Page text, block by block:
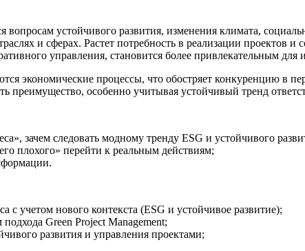
вопросам устойчивого развития, изменения климата,
и сферах. Растет потребность в реализации проектов
управления, становится более привлекательным для
экономические процессы, что обостряет конкуренцию в
преимущество, особенно учитывая устойчивый тренд
зачем следовать модному тренду ESG и устойчивого
плохого» перейти к реальным действиям;
учетом нового контекста (ESG и устойчивое развитие);
Green Project Management;
развития и управления проектами;